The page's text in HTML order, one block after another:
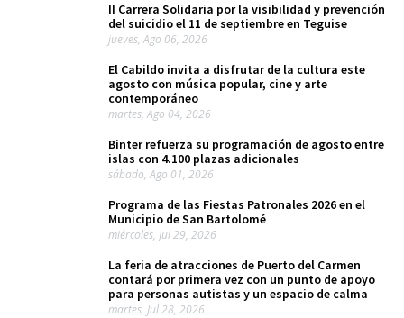
II Carrera Solidaria por la visibilidad y prevención
del suicidio el 11 de septiembre en Teguise
jueves, Ago 06, 2026
El Cabildo invita a disfrutar de la cultura este
agosto con música popular, cine y arte
contemporáneo
martes, Ago 04, 2026
Binter refuerza su programación de agosto entre
islas con 4.100 plazas adicionales
sábado, Ago 01, 2026
Programa de las Fiestas Patronales 2026 en el
Municipio de San Bartolomé
miércoles, Jul 29, 2026
La feria de atracciones de Puerto del Carmen
contará por primera vez con un punto de apoyo
para personas autistas y un espacio de calma
martes, Jul 28, 2026